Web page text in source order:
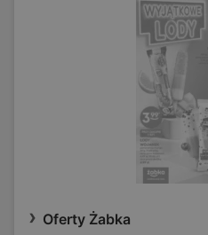
Oferty Żabka